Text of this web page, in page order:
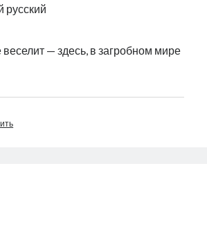
русский
— здесь, в загробном мире